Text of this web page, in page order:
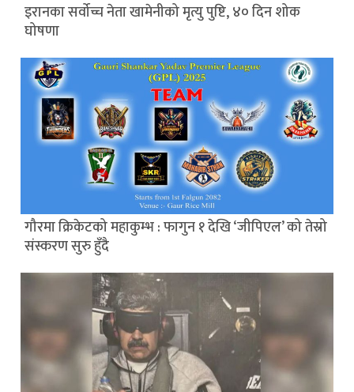
इरानका सर्वोच्च नेता खामेनीको मृत्यु पुष्टि, ४० दिन शोक
घोषणा
गौरमा क्रिकेटको महाकुम्भ : फागुन १ देखि ‘जीपिएल’ को तेस्रो
संस्करण सुरु हुँदै